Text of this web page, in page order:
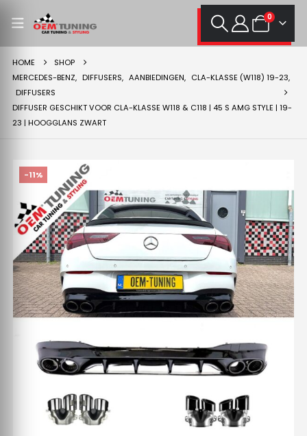
0
HOME
SHOP
MERCEDES-BENZ, DIFFUSERS, AANBIEDINGEN, CLA-KLASSE (W118) 19-23,
DIFFUSERS
DIFFUSER GESCHIKT VOOR CLA-KLASSE W118 & C118 | 45 S AMG STYLE | 19-
23 | HOOGGLANS ZWART
-11%